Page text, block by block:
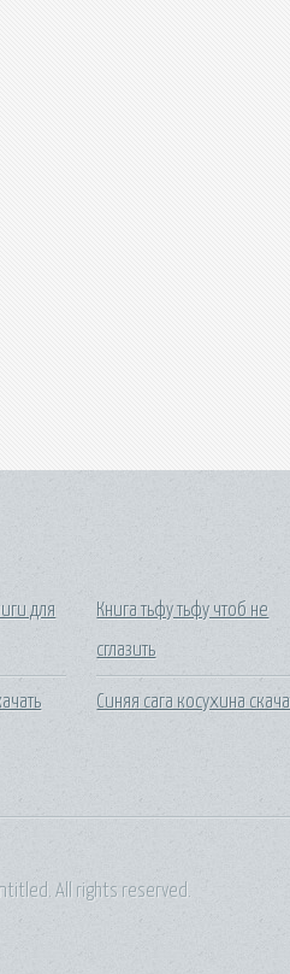
для
Книга тьфу тьфу чтоб не
сглазить
Синяя сага косухина
All rights reserved.